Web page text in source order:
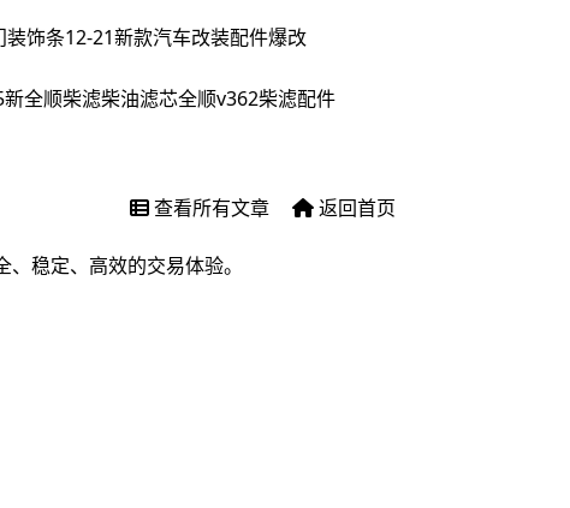
饰条12-21新款汽车改装配件爆改
全顺柴滤柴油滤芯全顺v362柴滤配件
查看所有文章 返回首页
稳定、高效的交易体验。